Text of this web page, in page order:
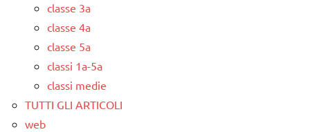
classe 3a
classe 4a
classe 5a
classi 1a-5a
classi medie
TUTTI GLI ARTICOLI
web